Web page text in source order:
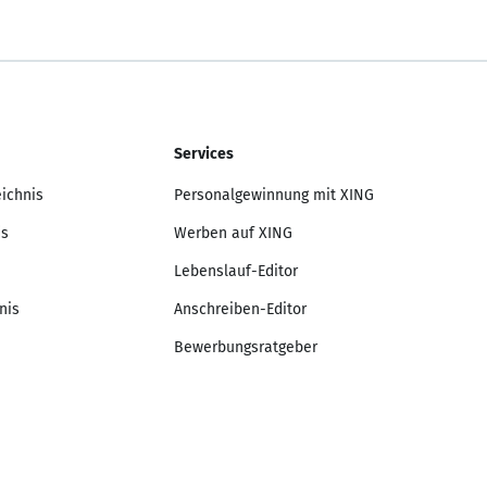
Services
Personalgewinnung mit XING
Werben auf XING
Lebenslauf-Editor
Anschreiben-Editor
Bewerbungsratgeber